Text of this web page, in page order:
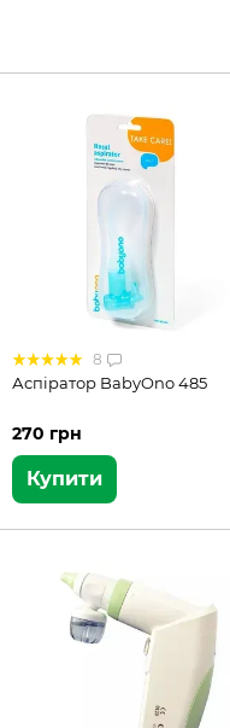
8
Аспіратор BabyOno 485
270 грн
Купити